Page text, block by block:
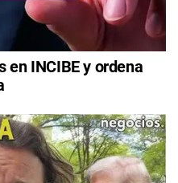
en INCIBE y ordena